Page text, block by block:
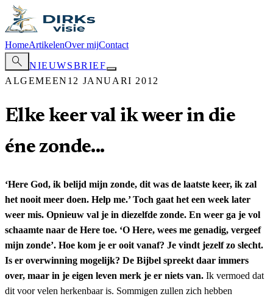
HomeArtikelenOver mijContact
search
NIEUWSBRIEF
ALGEMEEN 12 JANUARI 2012
Elke keer val ik weer in die
éne zonde...
‘Here God, ik belijd mijn zonde, dit was de laatste keer, ik zal
het nooit meer doen. Help me.’ Toch gaat het een week later
weer mis. Opnieuw val je in diezelfde zonde. En weer ga je vol
schaamte naar de Here toe. ‘O Here, wees me genadig, vergeef
mijn zonde’. Hoe kom je er ooit vanaf? Je vindt jezelf zo slecht.
Is er overwinning mogelijk? De Bijbel spreekt daar immers
over, maar in je eigen leven merk je er niets van. Ik vermoed dat
dit voor velen herkenbaar is. Sommigen zullen zich hebben